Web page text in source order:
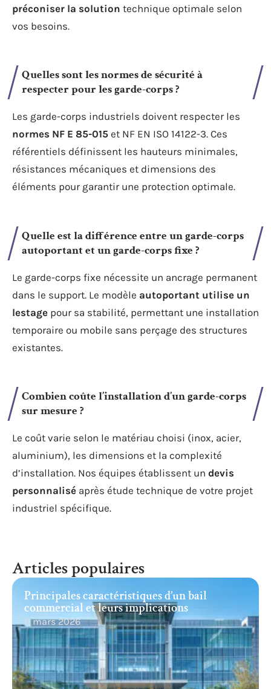
préconiser la solution technique optimale selon
vos besoins.
Quelles sont les normes de sécurité à
respecter pour les garde-corps ?
Les garde-corps industriels doivent respecter les
normes NF E 85-015 et NF EN ISO 14122-3. Ces
référentiels définissent les hauteurs minimales,
résistances mécaniques et dimensions des
éléments pour garantir une protection optimale.
Quelle est la différence entre un garde-corps
autoportant et un garde-corps fixe ?
Le garde-corps fixe nécessite un ancrage permanent
dans le support. Le modèle autoportant utilise un
lestage pour sa stabilité, permettant une installation
temporaire ou mobile sans perçage des structures
existantes.
Combien coûte l’installation d’un garde-corps
sur mesure ?
Le coût varie selon le matériau choisi (inox, acier,
aluminium), les dimensions et la complexité
d’installation. Nos équipes établissent un devis
personnalisé après étude technique de votre projet
industriel spécifique.
Articles populaires
Principales caractéristiques d’un bail
commercial et leurs implications
11 mars 2026